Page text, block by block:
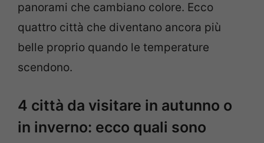
panorami che cambiano colore. Ecco
quattro città che diventano ancora più
belle proprio quando le temperature
scendono.
4 città da visitare in autunno o
in inverno: ecco quali sono